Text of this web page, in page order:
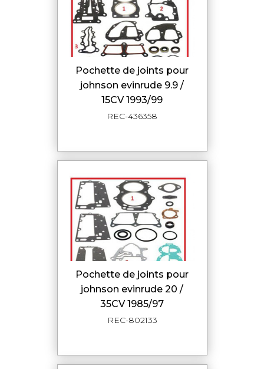
pochette de joints pour
johnson evinrude 9.9 /
15CV 1993/99
REC-436358
pochette de joints pour
johnson evinrude 20 /
35CV 1985/97
REC-802133